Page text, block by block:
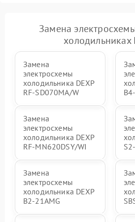
Замена
холодильниках
Замена
электросхемы
холодильника DEXP
RF-SD070MA/W
Замена
электросхемы
холодильника DEXP
RF-MN620DSY/WI
Замена
электросхемы
холодильника DEXP
B2-21AMG